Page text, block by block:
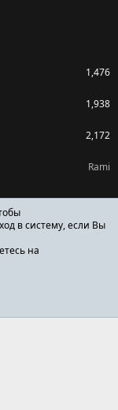
1,476
1,938
2,172
Rami
в систему, если Вы
на